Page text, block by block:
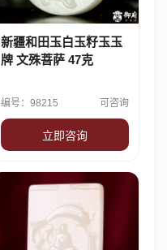
新疆和田玉白玉籽玉玉
牌 文殊菩萨 47克
编号：98215 可咨询
立即咨询